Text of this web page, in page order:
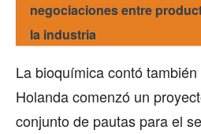
negociaciones entre
la industria
La bioquímica contó
Holanda comenzó un
conjunto de pautas para el